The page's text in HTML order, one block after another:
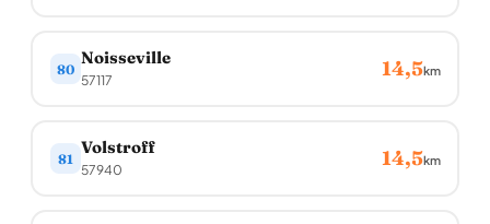
80
Noisseville
57117 14,5km
81
Volstroff
57940 14,5km